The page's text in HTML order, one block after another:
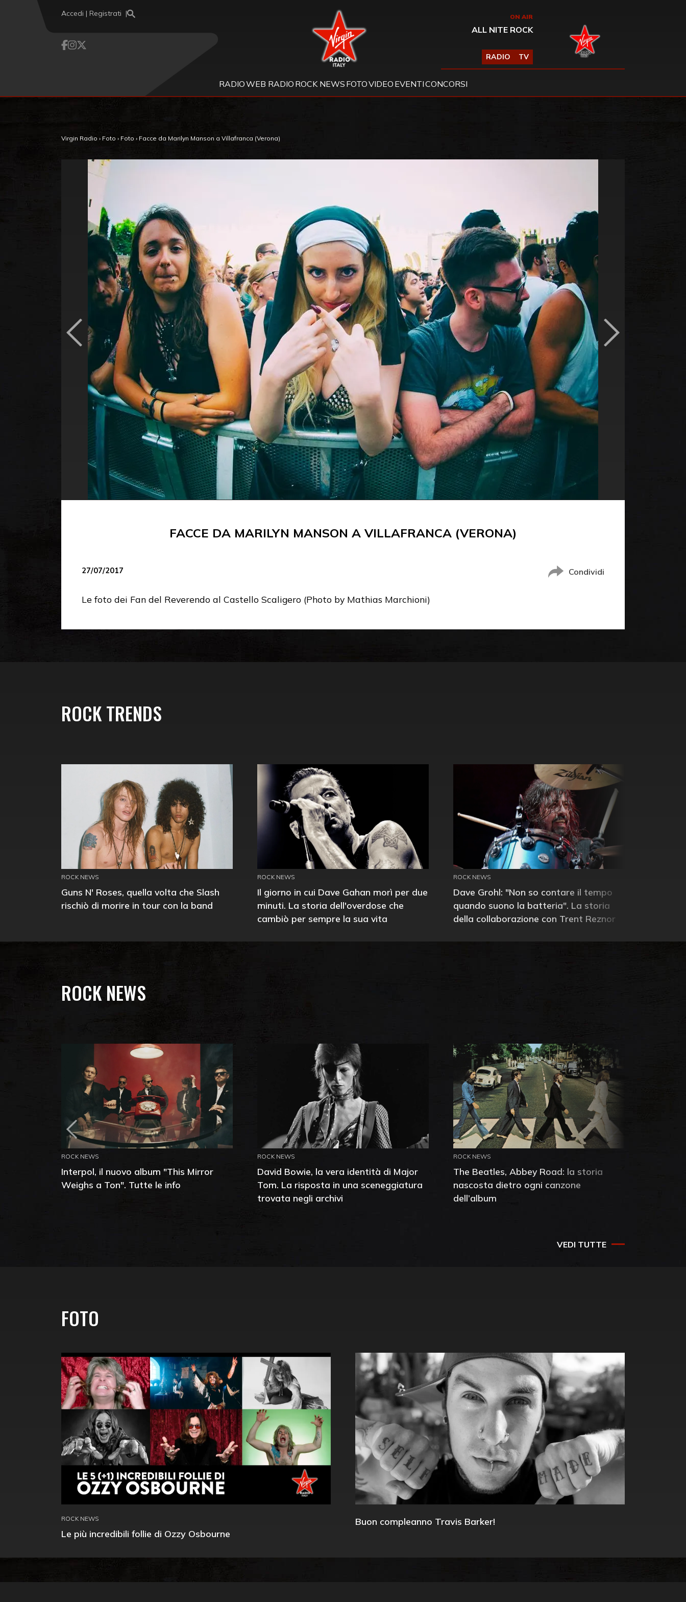
Accedi | Registrati Virgin Radio ON AIR
ALL NITE ROCK
RADIO TV
RADIOWEB RADIO ROCK NEWS FOTOVIDEO EVENTICONCORSI
Virgin Radio › Foto › Foto › Facce da Marilyn Manson a Villafranca (Verona)
FACCE DA MARILYN MANSON A VILLAFRANCA (VERONA)
27/07/2017 Condividi
Le foto dei Fan del Reverendo al Castello Scaligero (Photo by Mathias Marchioni)
ROCK TRENDS
ROCK NEWS
Guns N' Roses, quella volta che Slash
rischiò di morire in tour con la band
ROCK NEWS
Il giorno in cui Dave Gahan morì per due
minuti. La storia dell'overdose che
cambiò per sempre la sua vita
ROCK NEWS
Dave Grohl: "Non so contare il tempo
quando suono la batteria". La storia
della collaborazione con Trent Reznor
ROCK NEWS
ROCK NEWS
Interpol, il nuovo album "This Mirror
Weighs a Ton". Tutte le info
ROCK NEWS
David Bowie, la vera identità di Major
Tom. La risposta in una sceneggiatura
trovata negli archivi
ROCK NEWS
The Beatles, Abbey Road: la storia
nascosta dietro ogni canzone
dell’album
VEDI TUTTE
FOTO
ROCK NEWS
Le più incredibili follie di Ozzy Osbourne
Buon compleanno Travis Barker!